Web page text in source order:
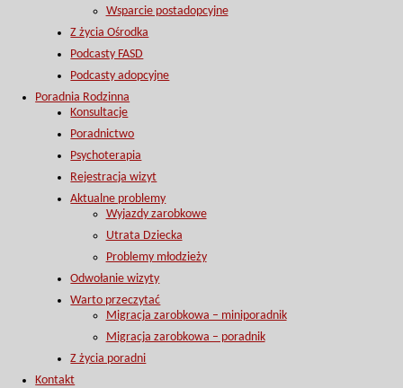
Wsparcie postadopcyjne
Z życia Ośrodka
Podcasty FASD
Podcasty adopcyjne
Poradnia Rodzinna
Konsultacje
Poradnictwo
Psychoterapia
Rejestracja wizyt
Aktualne problemy
Wyjazdy zarobkowe
Utrata Dziecka
Problemy młodzieży
Odwołanie wizyty
Warto przeczytać
Migracja zarobkowa – miniporadnik
Migracja zarobkowa – poradnik
Z życia poradni
Kontakt